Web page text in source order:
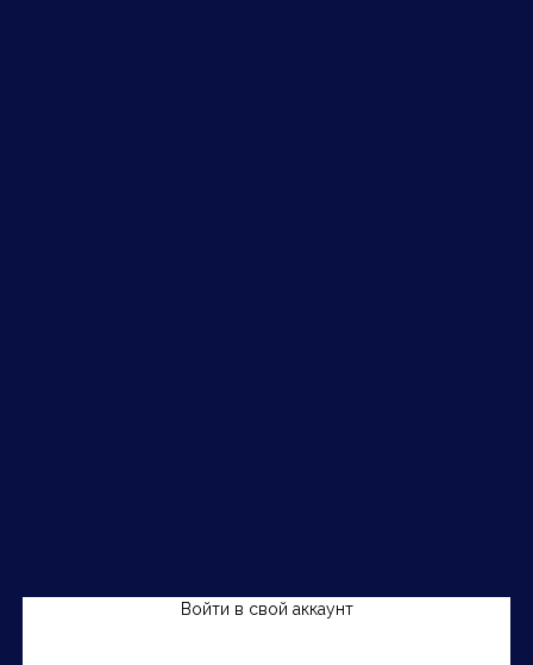
Войти в свой аккаунт